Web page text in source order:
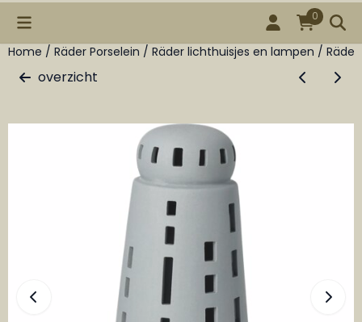
0
Home / Räder Porselein / Räder lichthuisjes en lampen /
overzicht